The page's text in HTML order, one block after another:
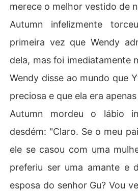
merece o melhor vestido de
Autumn infelizmente
primeira vez que Wendy
dela, mas foi imediatamente
Wendy disse ao mundo que
preciosa e que ela era
Autumn mordeu o lábio
desdém: "Claro. Se o meu
ele se casou com uma
preferiu ser uma amante e
esposa do senhor Gu? Vou